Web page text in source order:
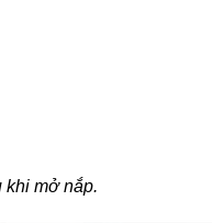
khi mở nắp.